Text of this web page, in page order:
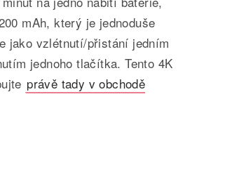
mAh, který je jednoduše
jako vzlétnutí/přistání jedním
jednoho tlačítka. Tento 4K
právě tady v obchodě